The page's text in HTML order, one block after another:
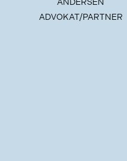
ANDERSEN
ADVOKAT/PARTNER